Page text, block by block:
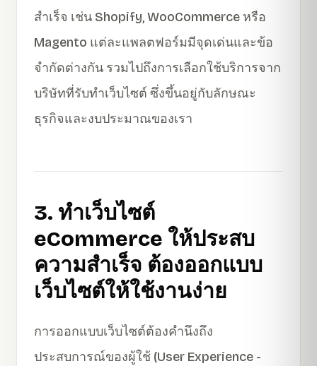
สำเร็จ เช่น Shopify, WooCommerce หรือ
Magento แต่ละแพลตฟอร์มมีจุดเด่นและข้อ
จำกัดต่างกัน รวมไปถึงการเลือกใช้บริการจาก
บริษัทที่รับทำเว็บไซต์ ซึ่งขึ้นอยู่กับลักษณะ
ธุรกิจและงบประมาณของเรา
3. ทำเว็บไซต์
eCommerce ให้ประสบ
ความสำเร็จ ต้องออกแบบ
เว็บไซต์ให้ใช้งานง่าย
การออกแบบเว็บไซต์ต้องคำนึงถึง
ประสบการณ์ของผู้ใช้ (User Experience -